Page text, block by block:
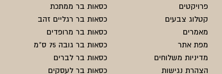
פרויקטים
קטלוג צבעים
מאמרים
מפת אתר
מדיניות משלוחים
הצהרת נגישות
כסאות בר ממתכת
כסאות בר רגליים זהב
כסאות בר מרופדים
כסאות בר גובה 75 ס"מ
כסאות בר לברים
כסאות בר לעסקים